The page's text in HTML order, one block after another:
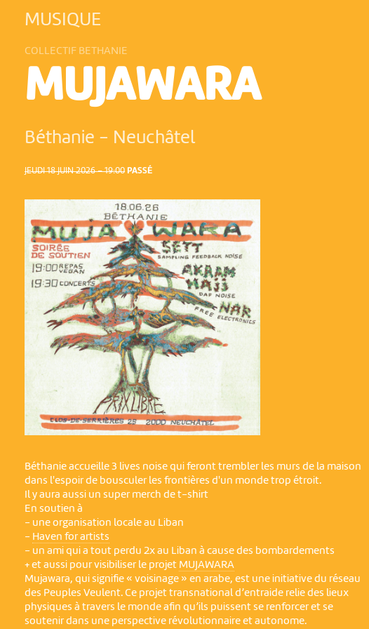
JEUDI 18 JUIN 2026 – 19:00 PASSÉ
MUSIQUE
COLLECTIF BETHANIE
MUJAWARA
Béthanie - Neuchâtel
Béthanie accueille 3 lives noise qui feront trembler les murs de la maison
dans l'espoir de bousculer les frontières d'un monde trop étroit.
Il y aura aussi un super merch de t-shirt
En soutien à
- une organisation locale au Liban
- Haven for artists
- un ami qui a tout perdu 2x au Liban à cause des bombardements
+ et aussi pour visibiliser le projet MUJAWARA
Mujawara, qui signifie « voisinage » en arabe, est une initiative du réseau
des Peuples Veulent. Ce projet transnational d’entraide relie des lieux
physiques à travers le monde afin qu’ils puissent se renforcer et se
soutenir dans une perspective révolutionnaire et autonome.